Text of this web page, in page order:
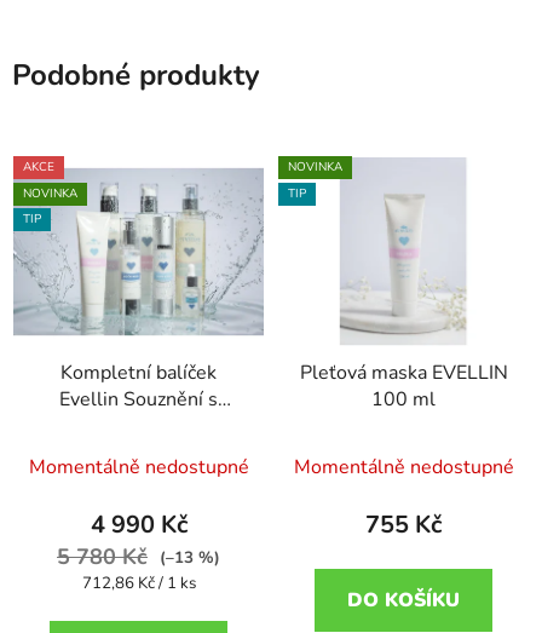
Podobné produkty
AKCE
NOVINKA
TIP
Kompletní balíček
Evellin Souznění s
sérem
Momentálně nedostupné
4 990 Kč
5 780 Kč
(–13 %)
Měrná
712,86 Kč / 1 ks
NOVINKA
TIP
Pleťová maska EVELLIN
100 ml
Momentálně nedostupné
755 Kč
DO KOŠÍKU